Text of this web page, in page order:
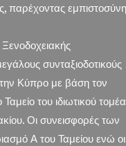
παρέχοντας εμπιστοσύνη
συνταξιοδοτικούς
Κύπρο με βάση τον
του ιδιωτικού τομέα
Οι συνεισφορές των
Α του Ταμείου ενώ οι